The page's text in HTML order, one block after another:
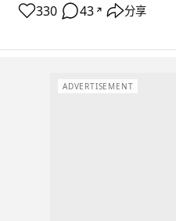
330 43 ↗ 分享
ADVERTISEMENT